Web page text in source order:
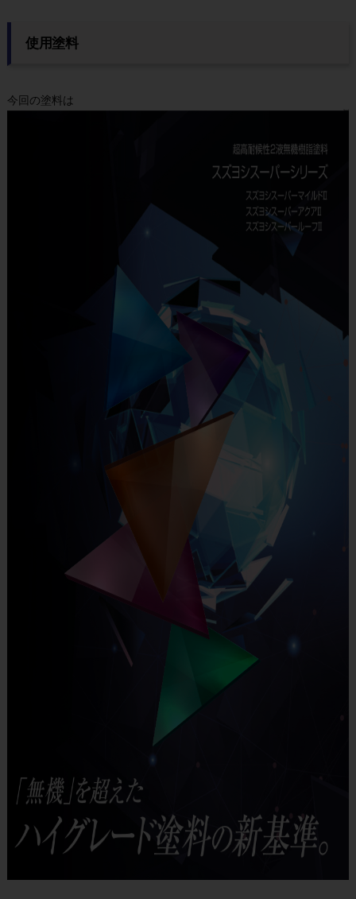
使用塗料
今回の塗料は